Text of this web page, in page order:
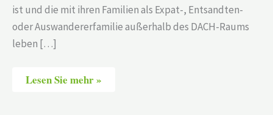
ist und die mit ihren Familien als Expat-, Entsandten-
oder Auswandererfamilie außerhalb des DACH-Raums
leben […]
Lesen Sie mehr »